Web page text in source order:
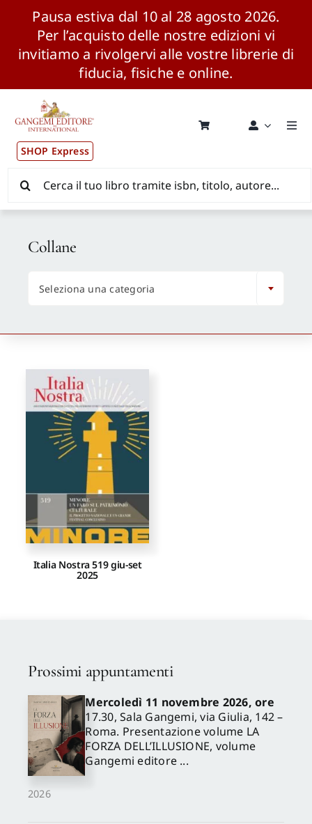
Pausa estiva dal 10 al 28 agosto 2026.
Per l’acquisto delle nostre edizioni vi
invitiamo a rivolgervi alle vostre librerie di
fiducia, fisiche e online.
contenuto
SHOP Express
Pubblicazioni
News ed Eventi
Distribuzione Wolrdwide
CONSIP / MEPA / ANVUR / CINECA
Autori
Proposte di pubblicazione
Gangemi Editore
Newsletter
per:
Italia Nostra 519 giu-set
2025
Collane
Seleziona una categoria
Prossimi appuntamenti
2026
Mercoledì 11 novembre 2026, ore
17.30, Sala Gangemi, via Giulia, 142 –
Roma. Presentazione volume LA
FORZA DELL’ILLUSIONE, volume
Gangemi editore ...